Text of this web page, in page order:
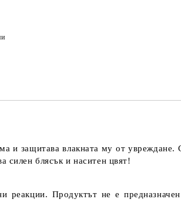
и защитава влакната му от
силен блясък и наситен цвят!
Продуктът не е